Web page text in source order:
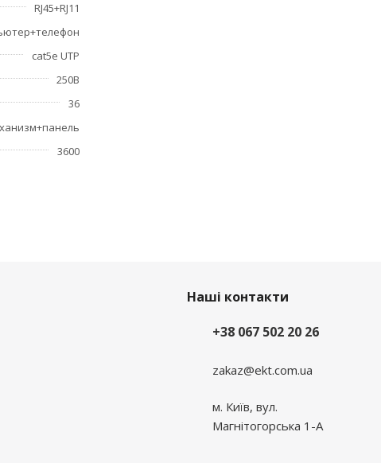
RJ45+RJ11
cat5e UTP
250В
36
3600
Наші контакти
+38 067 502 20 26
zakaz@ekt.com.ua
м. Київ, вул.
Магнітогорська 1-А